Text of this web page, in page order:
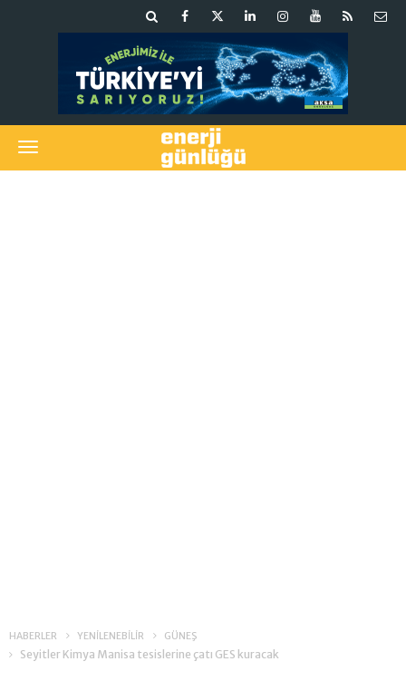
HABERLER YENİLENEBİLİR GÜNEŞ
Seyitler Kimya Manisa tesislerine çatı GES kuracak